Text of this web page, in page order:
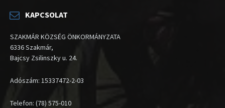
KAPCSOLAT
SZAKMÁR KÖZSÉG ÖNKORMÁNYZATA
6336 Szakmár,
Bajcsy Zsilinszky u. 24.
Adószám: 15337472-2-03
Telefon: (78) 575-010